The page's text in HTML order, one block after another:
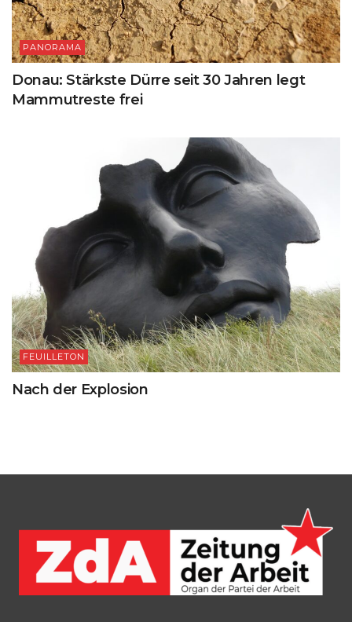
PANORAMA
Donau: Stärkste Dürre seit 30 Jahren legt
Mammutreste frei
FEUILLETON
Nach der Explosion